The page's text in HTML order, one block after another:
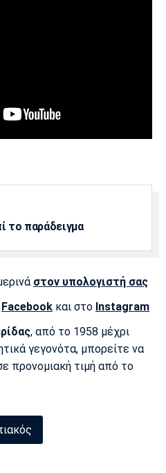
το παράδειγμα
στον υπολογιστή σας
Facebook και στο Instagram
, από το 1958 μέχρι
γεγονότα, μπορείτε να
προνομιακή τιμή από το